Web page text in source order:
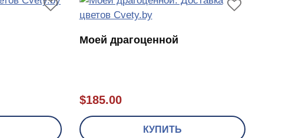
Моей драгоценной
$185.00
КУПИТЬ